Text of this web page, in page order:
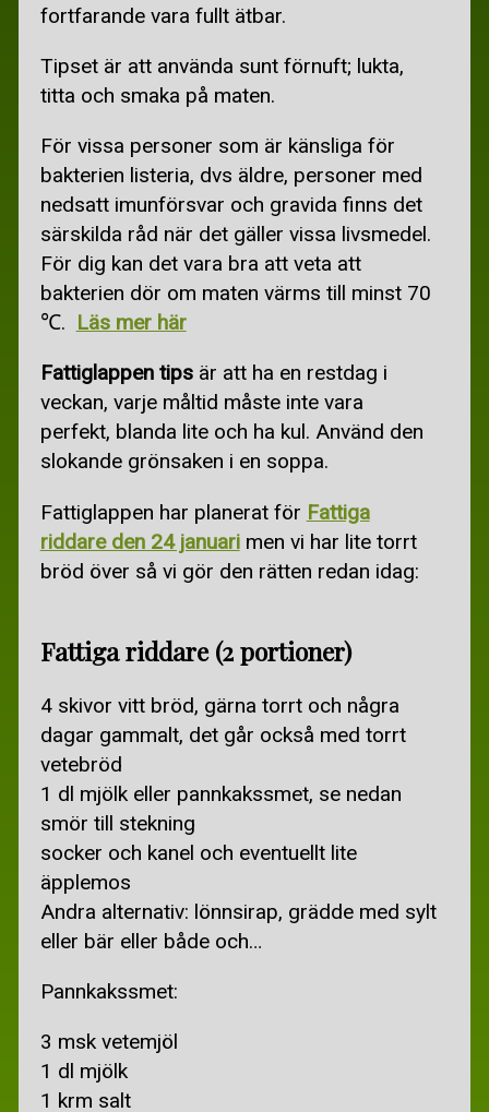
VEGETARISKT
GAMLA MATSEDLAR
SPARA PENGAR
BILLIGA DÄCK
BILLIGA JULKLAPPAR
BILLIG MAT
BILLIGARE BREDBAND
BILLIGARE EL
BILLIGARE FÖRSÄKRINGAR
SECONDHAND
TJÄNA PENGAR
TJÄNA PENGAR
GRATIS
BO OCH RES GRATIS
GRATIS
GRATIS DATORPROGRAM
ÖVRIGT
GRATIS CV-TIPS
fortfarande vara fullt ätbar.
Tipset är att använda sunt förnuft; lukta,
titta och smaka på maten.
För vissa personer som är känsliga för
bakterien listeria, dvs äldre, personer med
nedsatt imunförsvar och gravida finns det
särskilda råd när det gäller vissa livsmedel.
För dig kan det vara bra att veta att
bakterien dör om maten värms till minst 70
℃. Läs mer här
Fattiglappen tipsär att ha en restdag i
veckan, varje måltid måste inte vara
perfekt, blanda lite och ha kul. Använd den
slokande grönsaken i en soppa.
Fattiglappen har planerat för Fattiga
riddare den 24 januari men vi har lite torrt
bröd över så vi gör den rätten redan idag:
Fattiga riddare (2 portioner)
4 skivor vitt bröd, gärna torrt och några
dagar gammalt, det går också med torrt
vetebröd
1 dl mjölk eller pannkakssmet, se nedan
smör till stekning
socker och kanel och eventuellt lite
äpplemos
Andra alternativ: lönnsirap, grädde med sylt
eller bär eller både och…
Pannkakssmet:
3 msk vetemjöl
1 dl mjölk
1 krm salt